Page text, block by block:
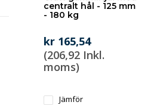
centralt hål - 125 mm
- 180 kg
kr 165,54
(206,92 Inkl.
moms)
Jämför